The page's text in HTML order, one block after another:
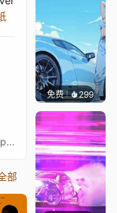
可定制的一级方程式壁纸。Max Verstappen驾驶红牛RB16B。2021年土耳其大奖赛使用的特别白色Arigato涂装。4K。包含照片颜色选项、可选时钟和日期、照片详情等。Max Verstappen - RB18 动态火花（4k） Max Verstappen - RB18 荷兰大奖赛（4k） Max Verstappen - RB18 比利时大奖赛胜利（4k） Max Verstappen - 迈阿密大奖赛胜利（复古8位） Max Verstappen - RB18 IMOLA排位赛（4k） Max Verstappen - RB18 棕榈树（4k） Max Verstappen - RB18 轮胎特写（4k） Max Verstappen - RB16B（4k） Max Verstappen - 后翼白色涂装（4k） Max Verstappen - 2021年世界冠军（4k） Max Verstappen - RB16B 夜间赛车（4k） Max Verstappen - RB16B 动态火花（1080） 更多红牛及其他F1壁纸
部
免费 299Ado